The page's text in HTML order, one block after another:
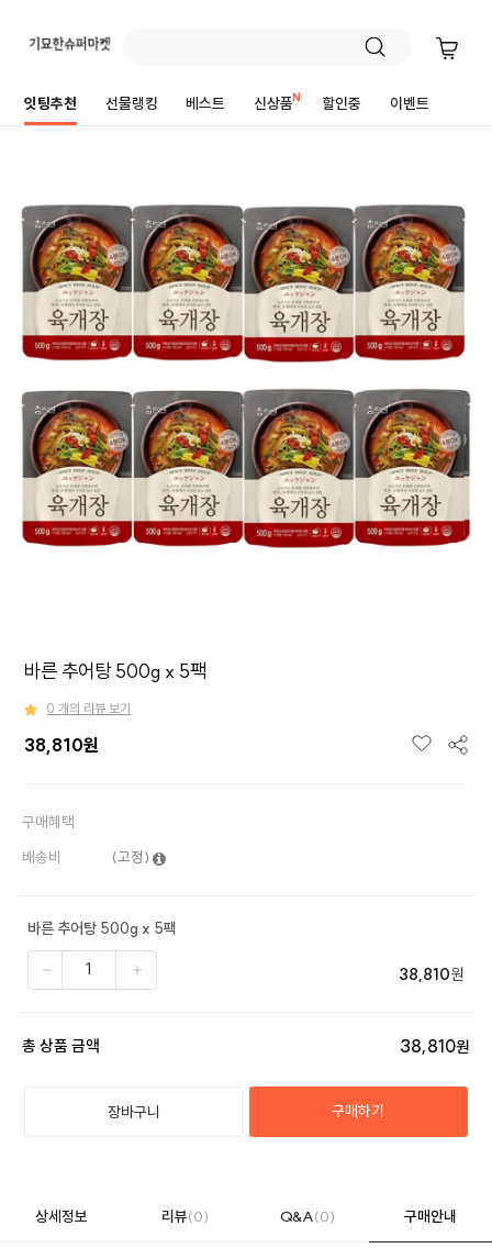
잇팅추천 선물랭킹 베스트 신상품 할인중 이벤트
바른 추어탕 500g x 5팩
0 개의 리뷰 보기
38,810원
구매혜택
배송비
(고정)
바른 추어탕 500g x 5팩
38,810원
총 상품 금액 38,810원
장바구니 구매하기
상세정보 리뷰(0) Q&A(0) 구매안내